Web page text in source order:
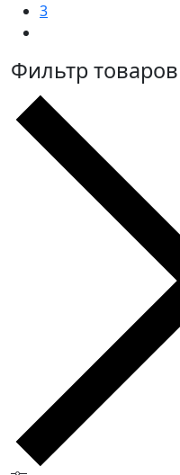
3
Фильтр товаров